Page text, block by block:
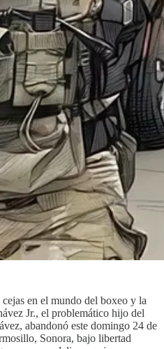
en el mundo del boxeo y la
Jr., el problemático hijo del
abandonó este domingo 24 de
Sonora, bajo libertad